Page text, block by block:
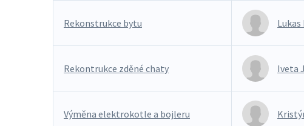
Rekonstrukce bytu Lukas
Rekontrukce zděné chaty Iveta
Výměna elektrokotle a bojleru